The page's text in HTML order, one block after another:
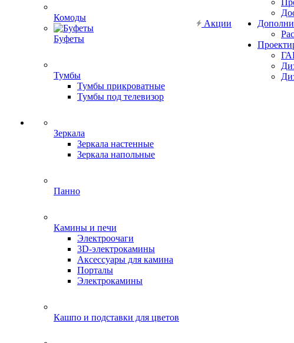
Комоды
Буфеты
Тумбы
Тумбы прикроватные
Тумбы под телевизор
Зеркала
Зеркала настенные
Зеркала напольные
Панно
Камины и печи
Электроочаги
3D-электрокамины
Аксессуары для камина
Порталы
Электрокамины
Кашпо и подставки для цветов
Акции